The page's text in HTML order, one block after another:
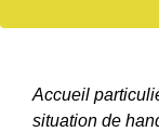
Accueil
situation de